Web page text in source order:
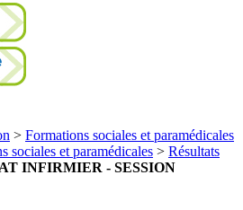
> Formations sociales et paramédicales
sociales et paramédicales > Résultats
INFIRMIER - SESSION